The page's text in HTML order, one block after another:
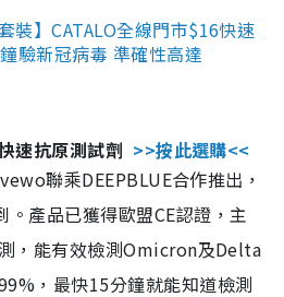
裝】CATALO全線門市$16快速
驗新冠病毒 準確性高達
速抗原測試劑 >>按此選購<<
聯乘DEEPBLUE合作推出，
產品已獲得歐盟CE認證，主
，能有效檢測Omicron及Delta
，最快15分鐘就能知道檢測